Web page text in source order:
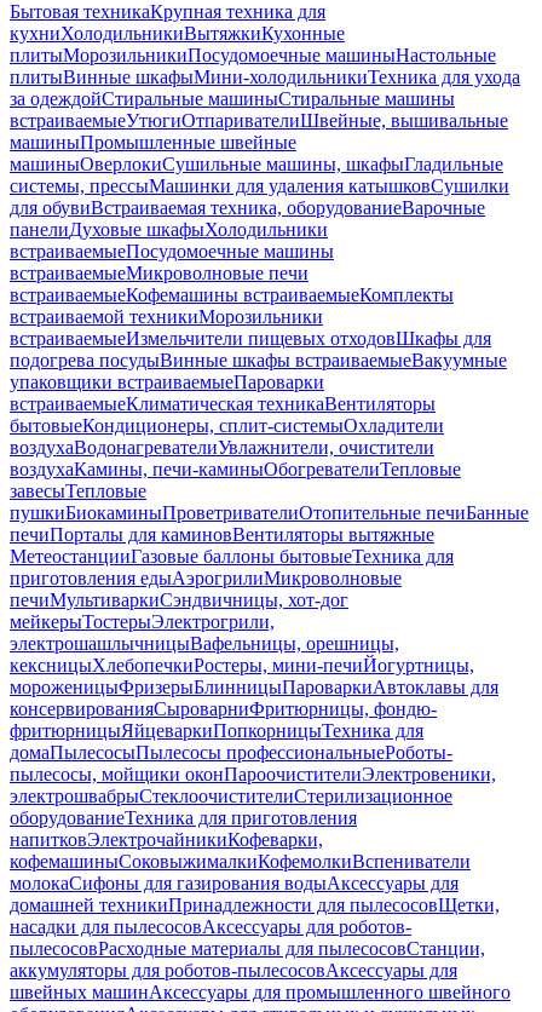
Бытовая техникаКрупная техника для
кухниХолодильникиВытяжкиКухонные
плитыМорозильникиПосудомоечные машиныНастольные
плитыВинные шкафыМини-холодильникиТехника для ухода
за одеждойСтиральные машиныСтиральные машины
встраиваемыеУтюгиОтпаривателиШвейные, вышивальные
машиныПромышленные швейные
машиныОверлокиСушильные машины, шкафыГладильные
системы, прессыМашинки для удаления катышковСушилки
для обувиВстраиваемая техника, оборудованиеВарочные
панелиДуховые шкафыХолодильники
встраиваемыеПосудомоечные машины
встраиваемыеМикроволновые печи
встраиваемыеКофемашины встраиваемыеКомплекты
встраиваемой техникиМорозильники
встраиваемыеИзмельчители пищевых отходовШкафы для
подогрева посудыВинные шкафы встраиваемыеВакуумные
упаковщики встраиваемыеПароварки
встраиваемыеКлиматическая техникаВентиляторы
бытовыеКондиционеры, сплит-системыОхладители
воздухаВодонагревателиУвлажнители, очистители
воздухаКамины, печи-каминыОбогревателиТепловые
завесыТепловые
пушкиБиокаминыПроветривателиОтопительные печиБанные
печиПорталы для каминовВентиляторы вытяжные
МетеостанцииГазовые баллоны бытовыеТехника для
приготовления едыАэрогрилиМикроволновые
печиМультиваркиСэндвичницы, хот-дог
мейкерыТостерыЭлектрогрили,
электрошашлычницыВафельницы, орешницы,
кексницыХлебопечкиРостеры, мини-печиЙогуртницы,
мороженицыФризерыБлинницыПароваркиАвтоклавы для
консервированияСыроварниФритюрницы, фондю-
фритюрницыЯйцеваркиПопкорницыТехника для
домаПылесосыПылесосы профессиональныеРоботы-
пылесосы, мойщики оконПароочистителиЭлектровеники,
электрошвабрыСтеклоочистителиСтерилизационное
оборудованиеТехника для приготовления
напитковЭлектрочайникиКофеварки,
кофемашиныСоковыжималкиКофемолкиВспениватели
молокаСифоны для газирования водыАксессуары для
домашней техникиПринадлежности для пылесосовЩетки,
насадки для пылесосовАксессуары для роботов-
пылесосовРасходные материалы для пылесосовСтанции,
аккумуляторы для роботов-пылесосовАксессуары для
швейных машинАксессуары для промышленного швейного